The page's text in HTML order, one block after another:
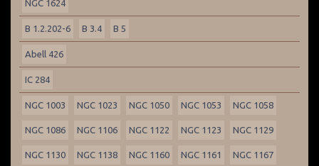
NGC 1624
B 1.2.202-6 B 3.4 B 5
Abell 426
IC 284
NGC 1003 NGC 1023 NGC 1050 NGC 1053 NGC 1058
NGC 1086 NGC 1106 NGC 1122 NGC 1123 NGC 1129
NGC 1130 NGC 1138 NGC 1160 NGC 1161 NGC 1167